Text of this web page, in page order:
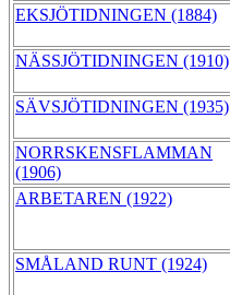
EKSJÖTIDNINGEN (1884)
NÄSSJÖTIDNINGEN (1910)
SÄVSJÖTIDNINGEN (1935)
NORRSKENSFLAMMAN
(1906)
ARBETAREN (1922)
SMÅLAND RUNT (1924)